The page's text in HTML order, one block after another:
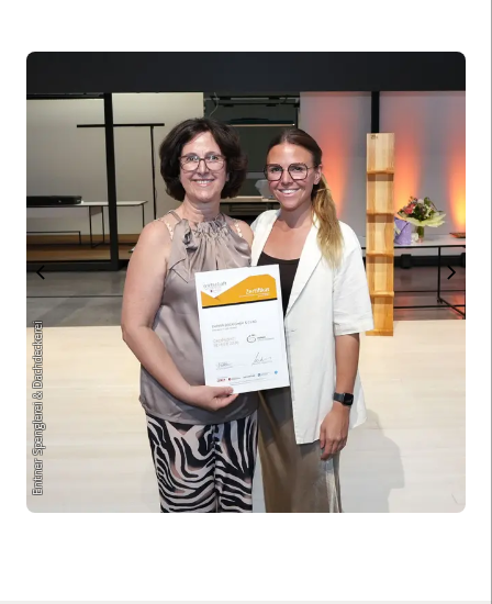
Entner Spenglerei & Dachdeckerei